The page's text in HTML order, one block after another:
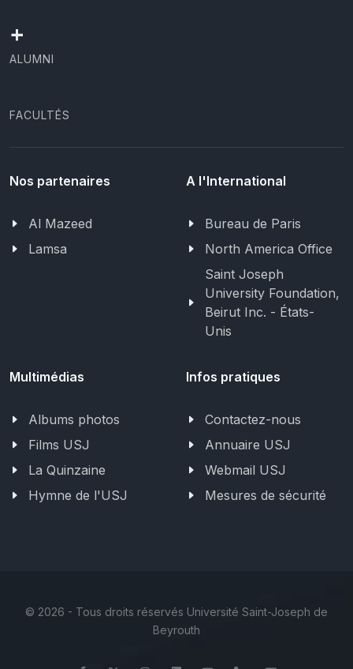
+
ALUMNI
FACULTÉS
Nos partenaires
Al Mazeed
Lamsa
A l'International
Bureau de Paris
North America Office
Saint Joseph
University Foundation,
Beirut Inc. - États-
Unis
Multimédias
Albums photos
Films USJ
La Quinzaine
Hymne de l'USJ
Infos pratiques
Contactez-nous
Annuaire USJ
Webmail USJ
Mesures de sécurité
© 2026 - Tous droits réservés Université Saint-Joseph de
Beyrouth